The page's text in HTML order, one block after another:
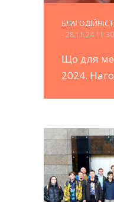
- 28.11.24 11:30
Що для
2024.